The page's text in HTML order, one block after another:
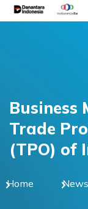
Skip
to
Business
Trade
(TPO) of
Home